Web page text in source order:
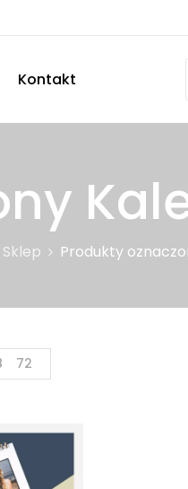
Kontakt
Sklep Produkty
72